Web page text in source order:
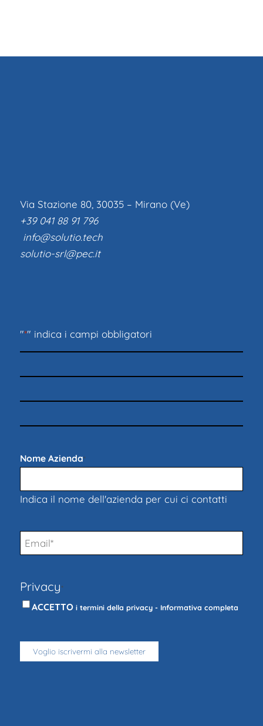
Via Stazione 80, 30035 – Mirano (Ve)
+39 041 88 91 796
info@solutio.tech
solutio-srl@pec.it
"*" indica i campi obbligatori
Nome Azienda*
Indica il nome dell'azienda per cui ci contatti
Email
Privacy*
ACCETTO i termini della privacy - Informativa completa